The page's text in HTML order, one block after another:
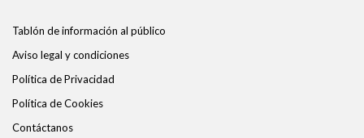
Tablón de información al público
Aviso legal y condiciones
Política de Privacidad
Política de Cookies
Contáctanos